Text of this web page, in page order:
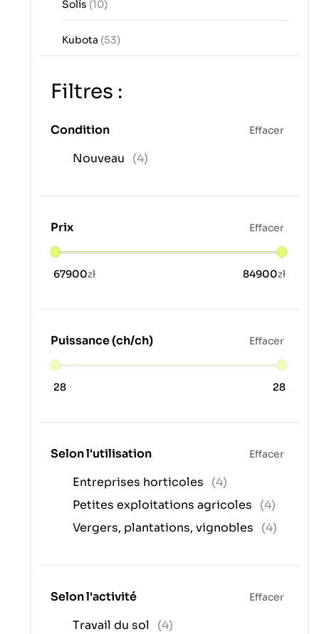
Solís (10)
Kubota (53)
Filtres :
Condition Effacer
Nouveau (4)
Prix Effacer
67900zł 84900zł
Puissance (ch/ch) Effacer
28 28
Selon l'utilisation Effacer
Entreprises horticoles
(4)
Petites exploitations agricoles
(4)
Vergers, plantations, vignobles
(4)
Selon l'activité Effacer
Travail du sol (4)
16.07.2026
jednani
04.08.2026
insert petit couac
aujourd'hui tout est
lecz